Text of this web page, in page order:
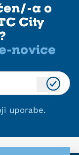
a o
City
novice
uporabe.